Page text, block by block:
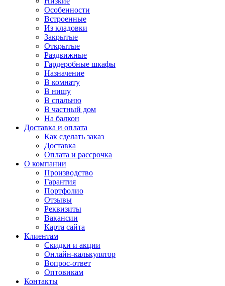
Особенности
Встроенные
Из кладовки
Закрытые
Открытые
Раздвижные
Гардеробные шкафы
Назначение
В комнату
В нишу
В спальню
В частный дом
На балкон
Доставка и оплата
Как сделать заказ
Доставка
Оплата и рассрочка
О компании
Производство
Гарантия
Портфолио
Отзывы
Реквизиты
Вакансии
Карта сайта
Клиентам
Скидки и акции
Онлайн-калькулятор
Вопрос-ответ
Оптовикам
Контакты